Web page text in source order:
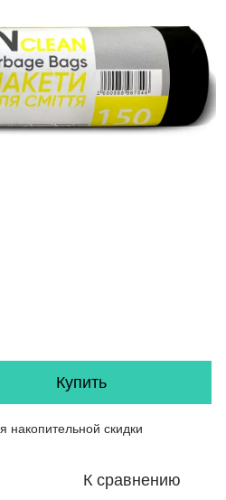
Купить
накопительной скидки
К сравнению